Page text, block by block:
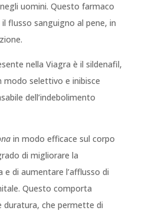
uomini. Questo farmaco
flusso sanguigno al pene, in
nella Viagra è il sildenafil,
modo selettivo e inibisce
dell’indebolimento
in modo efficace sul corpo
di migliorare la
e di aumentare l’afflusso di
Questo comporta
duratura, che permette di